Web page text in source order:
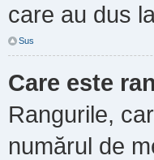
care au dus
Sus
Care este
Rangurile,
numărul de